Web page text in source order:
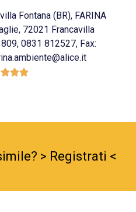
Fontana (BR), FARINA
72021 Francavilla
0831 812527, Fax:

> Registrati <